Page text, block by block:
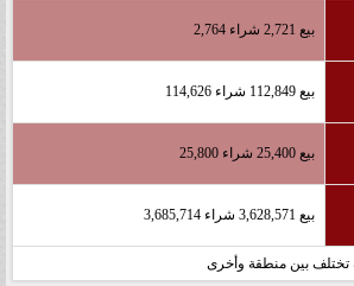
بيع 2,721 شراء 2,764
بيع 112,849 شراء 114,626
بيع 25,400 شراء 25,800
بيع 3,628,571 شراء 3,685,714
بين منطقة وأخرى